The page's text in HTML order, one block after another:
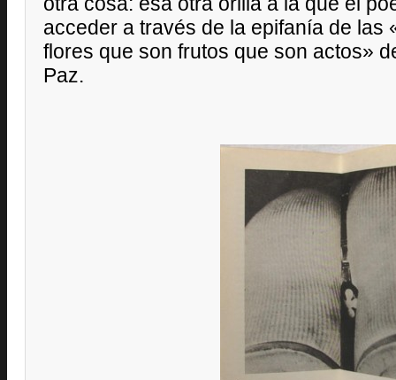
acceder a través de la epifanía de las
flores que son frutos que son actos»
Paz.